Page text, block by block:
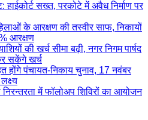
सख्त, परकोटे में अवैध निर्माण पर
के आरक्षण की तस्वीर साफ, निकायों
आरक्षण
की खर्च सीमा बढ़ी, नगर निगम पार्षद
सकेंगे खर्च
पंचायत-निकाय चुनाव, 17 नवंबर
निरन्तरता में फॉलोअप शिविरों का आयोजन